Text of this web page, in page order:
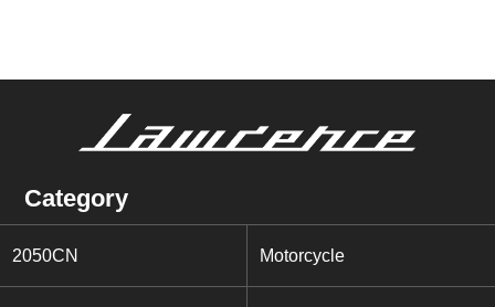
Category
2050CN Motorcycle